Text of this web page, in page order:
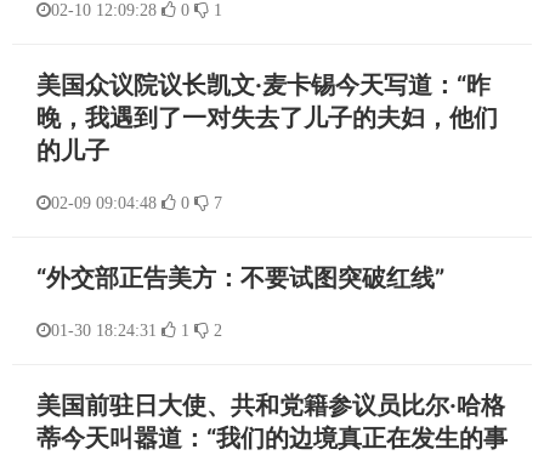
02-10 12:09:28 0 1
美国众议院议长凯文·麦卡锡今天写道：“昨
晚，我遇到了一对失去了儿子的夫妇，他们
的儿子
02-09 09:04:48 0 7
“外交部正告美方：不要试图突破红线”
01-30 18:24:31 1 2
美国前驻日大使、共和党籍参议员比尔·哈格
蒂今天叫嚣道：“我们的边境真正在发生的事